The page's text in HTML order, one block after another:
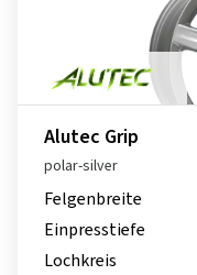
Alutec Grip
polar-silver
Felgenbreite
Einpresstiefe
Lochkreis